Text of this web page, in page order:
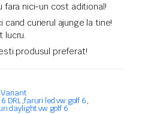
nici-un cost aditional!
curierul ajunge la tine!
lucru.
produsul preferat!
DRL,faruri led vw golf 6,
daylight vw golf 6